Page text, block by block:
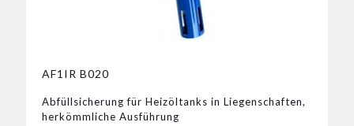
AF1IR B020
Abfüllsicherung für Heizöltanks in Liegenschaften,
herkömmliche Ausführung